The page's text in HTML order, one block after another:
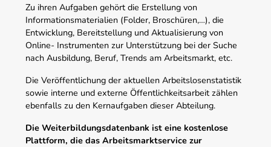
Zu ihren Aufgaben gehört die Erstellung von
Informationsmaterialien (Folder, Broschüren,…), die
Entwicklung, Bereitstellung und Aktualisierung von
Online- Instrumenten zur Unterstützung bei der Suche
nach Ausbildung, Beruf, Trends am Arbeitsmarkt, etc.
Die Veröffentlichung der aktuellen Arbeitslosenstatistik
sowie interne und externe Öffentlichkeitsarbeit zählen
ebenfalls zu den Kernaufgaben dieser Abteilung.
Die Weiterbildungsdatenbank ist eine kostenlose
Plattform, die das Arbeitsmarktservice zur